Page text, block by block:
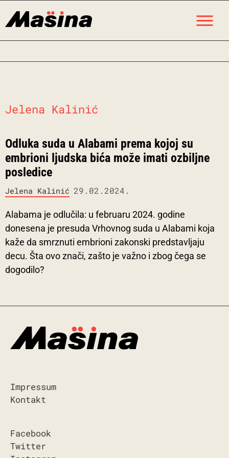
Jelena Kalinić
Odluka suda u Alabami prema kojoj su
embrioni ljudska bića može imati ozbiljne
posledice
Jelena Kalinić 29.02.2024.
Alabama je odlučila: u februaru 2024. godine
donesena je presuda Vrhovnog suda u Alabami koja
kaže da smrznuti embrioni zakonski predstavljaju
decu. Šta ovo znači, zašto je važno i zbog čega se
dogodilo?
Impressum
Kontakt
Facebook
Twitter